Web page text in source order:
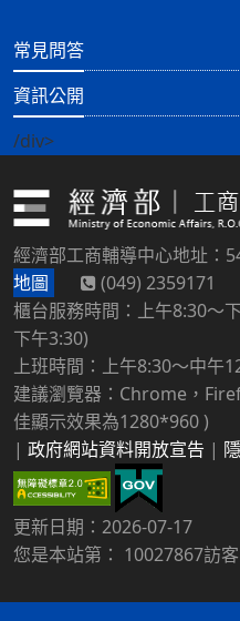
常見問答
資訊公開
/div>
經濟部工商輔導中心地址：
地圖
(049) 2359171
櫃台服務時間：上午8:30～
下午3:30)
上班時間：上午8:30～中午
建議瀏覽器：Chrome，
佳顯示效果為1280*960 )
| 政府網站資料開放宣告 |
更新日期：2026-07-17
您是本站第： 10027867訪客